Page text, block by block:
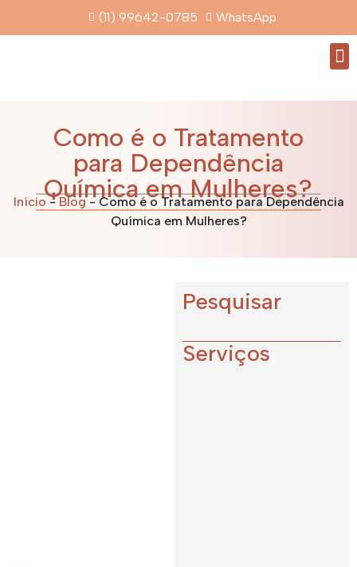
(11) 99642-0785 WhatsApp
Como é o Tratamento
para Dependência
Química em Mulheres?
Início -Blog- Como é o Tratamento para Dependência
Química em Mulheres?
Pesquisar
Serviços